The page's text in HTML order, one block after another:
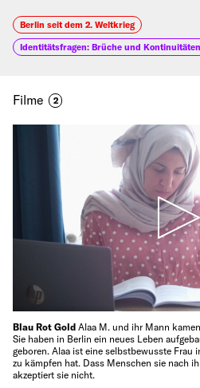
Berlin seit dem 2. Weltkrieg
Identitätsfragen: Brüche und Kontinuitäten
Filme 2
Blau Rot Gold Alaa M. und ihr Mann
Sie haben in Berlin ein neues Leben
geboren. Alaa ist eine selbstbewusste Frau
zu kämpfen hat. Dass Menschen sie nach
akzeptiert sie nicht.